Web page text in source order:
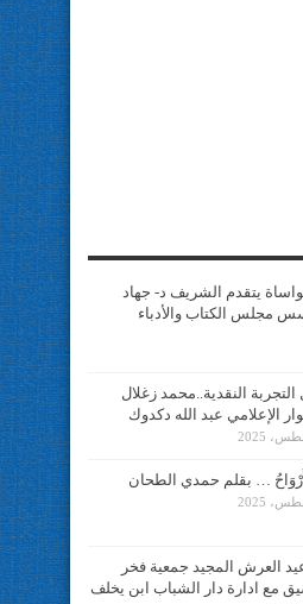
يتقدم الشريف د- جهاد
مجلس الكتاب والأدباء
النقدية..محمد زغلال
الإعلامي عبد الله دكدوك
… بقلم حمدي الطحان
العرش المجيد جمعية فخر
مع ادارة دار الشباب ابن يخلف